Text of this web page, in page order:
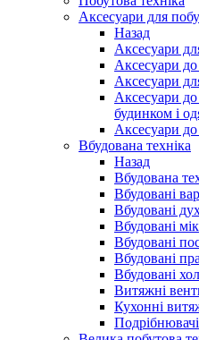
Аксесуари для
Назад
Аксесуари
Аксесуари до
Аксесуари
Аксесуари до
будинком і
Аксесуари до
Вбудована техніка
Назад
Вбудована
Вбудовані
Вбудовані
Вбудовані
Вбудовані
Вбудовані
Вбудовані
Витяжні
Кухонні